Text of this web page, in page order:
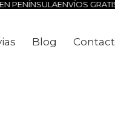
ENVÍOS GRATIS
Blog